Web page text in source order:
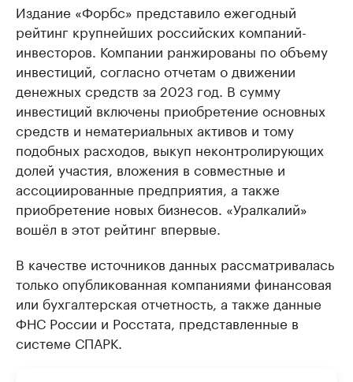
Издание «Форбс» представило ежегодный
рейтинг крупнейших российских компаний-
инвесторов. Компании ранжированы по объему
инвестиций, согласно отчетам о движении
денежных средств за 2023 год. В сумму
инвестиций включены приобретение основных
средств и нематериальных активов и тому
подобных расходов, выкуп неконтролирующих
долей участия, вложения в совместные и
ассоциированные предприятия, а также
приобретение новых бизнесов. «Уралкалий»
вошёл в этот рейтинг впервые.
В качестве источников данных рассматривалась
только опубликованная компаниями финансовая
или бухгалтерская отчетность, а также данные
ФНС России и Росстата, представленные в
системе СПАРК.